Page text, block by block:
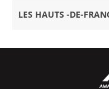
LES HAUTS -DE-